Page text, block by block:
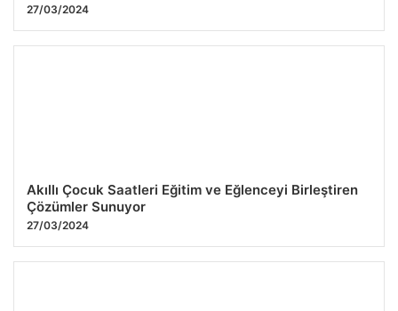
27/03/2024
Akıllı Çocuk Saatleri Eğitim ve Eğlenceyi Birleştiren
Çözümler Sunuyor
27/03/2024